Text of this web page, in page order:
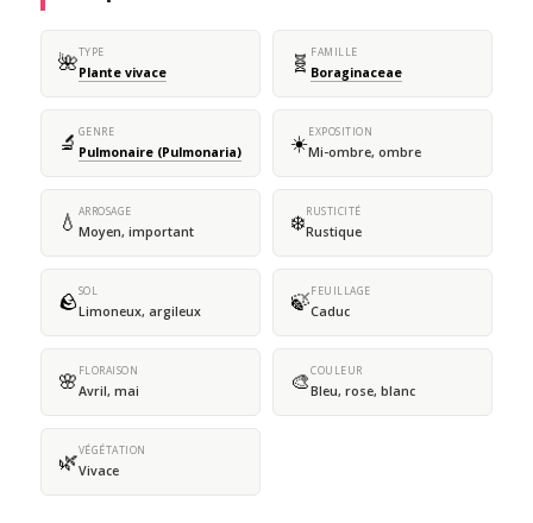
🌺TYPE
Plante vivace 🧬 FAMILLE
Boraginaceae
🔬 GENRE
Pulmonaire (Pulmonaria) ☀️EXPOSITION
Mi-ombre, ombre
💧 ARROSAGE
Moyen, important ❄️RUSTICITÉ
Rustique
🪨SOL
Limoneux, argileux 🍃FEUILLAGE
Caduc
🌸 FLORAISON
Avril, mai 🎨COULEUR
Bleu, rose, blanc
🌿VÉGÉTATION
Vivace